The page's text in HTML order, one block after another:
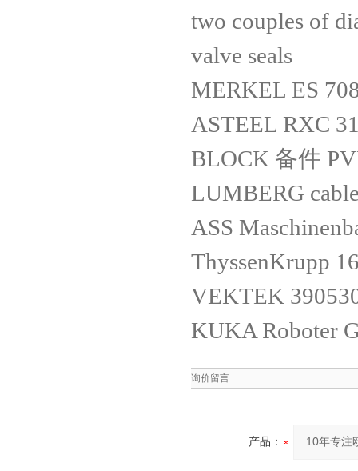
two couples of
valve seals
MERKEL ES
ASTEEL RXC
BLOCK 备件
LUMBERG
ASS
ThyssenKrupp
VEKTEK
KUKA Roboter
询价留言
产品：